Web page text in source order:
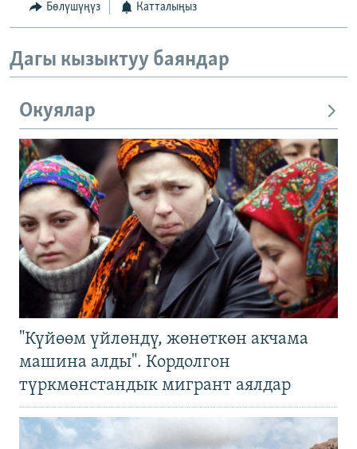
Бөлүшүңүз Катталыңыз
Дагы кызыктуу баяндар
Окуялар
"Күйөөм үйлөндү, жөнөткөн акчама
машина алды". Кордолгон
түркмөнстандык мигрант аялдар